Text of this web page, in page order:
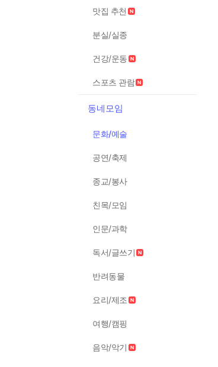
맛집 추천
분실/실종
건강/운동
스포츠 관람
동네모임
문화/예술
공연/축제
종교/봉사
친목/모임
인문/과학
독서/글쓰기
반려동물
요리/제조
여행/캠핑
음악/악기